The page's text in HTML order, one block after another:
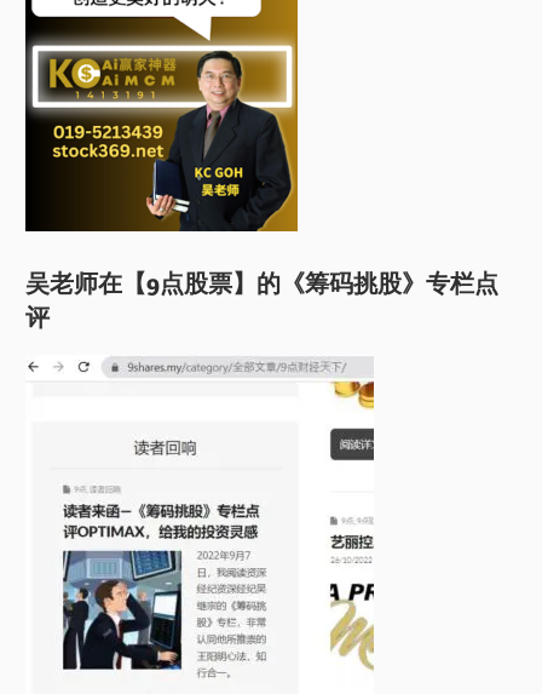
吴老师在【9点股票】的《筹码挑股》专栏点
评